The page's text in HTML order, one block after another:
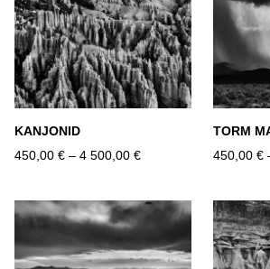
KANJONID
450,00 € – 4 500,00 €
TORM
450,00 €